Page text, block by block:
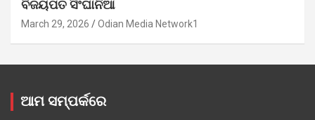
ବିଜୟପତ ସିଂଘାନିଆ
March 29, 2026 Odian Media Network1
ଆମ ସମ୍ପର୍କରେ